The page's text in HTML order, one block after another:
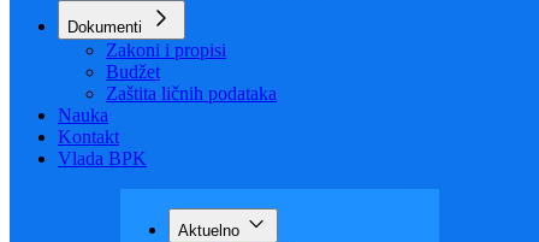
Dokumenti
Zakoni i propisi
Budžet
Zaštita ličnih podataka
Nauka
Kontakt
Vlada BPK
Aktuelno